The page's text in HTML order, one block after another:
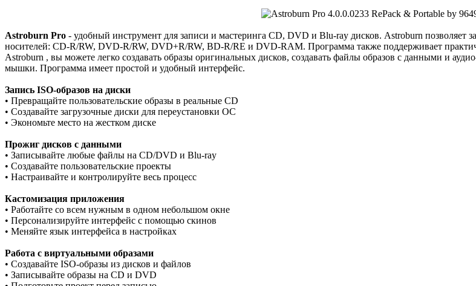
Astroburn Pro - удобный инструмент для записи и мастеринга CD, DVD и Blu-ray дисков. Astroburn позволяет
носителей: CD-R/RW, DVD-R/RW, DVD+R/RW, BD-R/RE и DVD-RAM. Программа также поддерживает
Astroburn , вы можете легко создавать образы оригинальных дисков, создавать файлы образов с данными и
мышки. Программа имеет простой и удобный интерфейс.
Запись ISO-образов на диски
• Превращайте пользовательские образы в реальные CD
• Создавайте загрузочные диски для переустановки ОС
• Экономьте место на жестком диске
Прожиг дисков с данными
• Записывайте любые файлы на CD/DVD и Blu-ray
• Создавайте пользовательские проекты
• Настраивайте и контролируйте весь процесс
Кастомизация приложения
• Работайте со всем нужным в одном небольшом окне
• Персонализируйте интерфейс с помощью скинов
• Меняйте язык интерфейса в настройках
Работа с виртуальными образами
• Создавайте ISO-образы из дисков и файлов
• Записывайте образы на CD и DVD